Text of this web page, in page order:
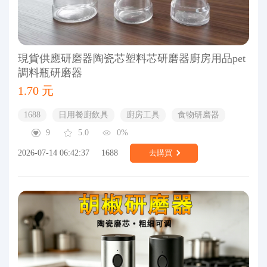
現貨供應研磨器陶瓷芯塑料芯研磨器廚房用品pet
調料瓶研磨器
1.70 元
1688 日用餐廚飲具 廚房工具
食物研磨器
9
5.0 0%
2026-07-14 06:42:37 1688 去購買